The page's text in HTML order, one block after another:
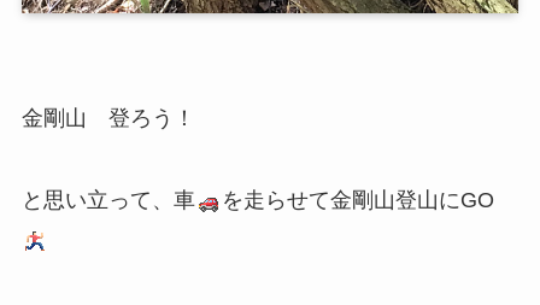
金剛山 登ろう！
と思い立って、車 を走らせて金剛山登山にGO